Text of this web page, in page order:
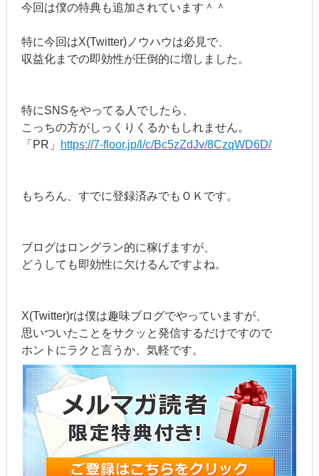
今回は僕の特典も追加されています＾＾
特に今回はX(Twitter)ノウハウは必見で、
収益化までの即効性が圧倒的に増しました。
特にSNSをやってる人でしたら、
こっちの方がしっくりくるかもしれません。
「PR」
https://7-floor.jp/l/c/Bc5zZdJv/8CzqWD6D/
もちろん、すでに登録済みでもＯＫです。
ブログはロングラン的に稼げますが、
どうしても即効性に欠けるんですよね。
X(Twitter)rは僕は趣味ブログでやっていますが、
思いついたことをサクッと発信するだけですので
ホントにラクと言うか、気軽です。